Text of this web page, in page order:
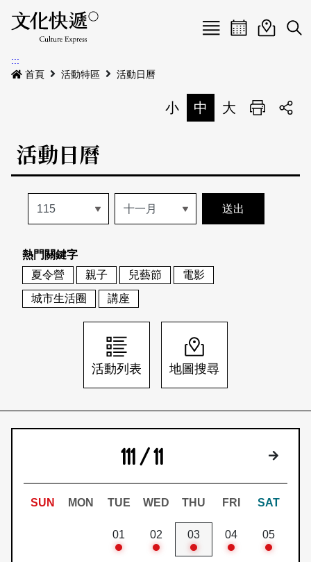
Menu
最新公告
本期專題
歷史專題
活動特區
活動列表
地圖搜尋
關於我們
關於我們
刊物索取地點
會員基本資料
刊登活動
網站導覽 English
日本語 登入/註冊
活動日曆活動地圖
展
:::
首頁
活動特區 活動日曆
小 中 大 列印
活動日曆
熱門關鍵字
夏令營
親子 兒藝節
電影
城市生活圈
講座
活動列表 地圖搜尋
111 / 11 下個月
SUN MON TUE WED THU FRI SAT
01 02 03 04 05